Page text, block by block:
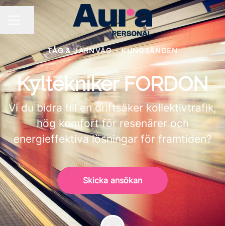
KARRIÄRMENY
Dela sidan
TÅG & JÄRNVÄG · KUNGSÄNGEN
Kyltekniker FORDON
Vi du bidra till en driftsäker kollektivtrafik,
hög komfort för resenärer och
energieffektiva lösningar för framtiden?
Skicka ansökan